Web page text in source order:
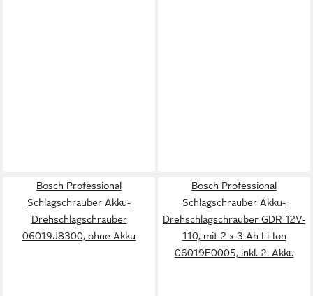
Bosch Professional
Schlagschrauber Akku-
Drehschlagschrauber
06019J8300, ohne Akku
Bosch Professional
Schlagschrauber Akku-
Drehschlagschrauber GDR 12V-
110, mit 2 x 3 Ah Li-Ion
06019E0005, inkl. 2. Akku